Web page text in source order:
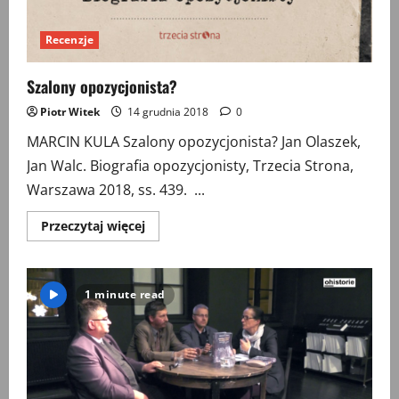
Recenzje
Szalony opozycjonista?
Piotr Witek 14 grudnia 2018 0
MARCIN KULA Szalony opozycjonista? Jan Olaszek,
Jan Walc. Biografia opozycjonisty, Trzecia Strona,
Warszawa 2018, ss. 439. ...
Przeczytaj więcejPrzeczytaj
więcej
1 minute read